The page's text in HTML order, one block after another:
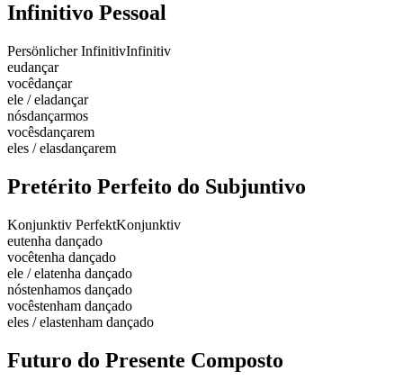
Infinitivo Pessoal
Persönlicher InfinitivInfinitiv
eudançar
vocêdançar
ele / eladançar
nósdançarmos
vocêsdançarem
eles / elasdançarem
Pretérito Perfeito do Subjuntivo
Konjunktiv PerfektKonjunktiv
eutenha dançado
vocêtenha dançado
ele / elatenha dançado
nóstenhamos dançado
vocêstenham dançado
eles / elastenham dançado
Futuro do Presente Composto